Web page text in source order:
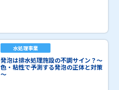
水処理事業
発泡は排水処理施設の不調サイン？～
色・粘性で予測する発泡の正体と対策
～